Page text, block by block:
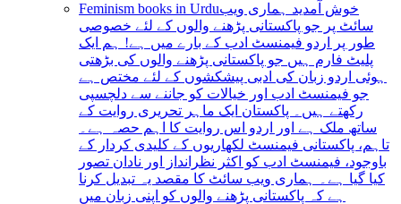
Feminism books in Urduخوش آمدید ہماری ویب
سائٹ پر جو پاکستانی پڑھنے والوں کے لئے خصوصی
طور پر اردو فیمنسٹ ادب کے بارے میں ہے! ہم ایک
پلیٹ فارم ہیں جو پاکستانی پڑھنے والوں کی بڑھتی
ہوئی اردو زبان کی ادبی پیشکشوں کے لئے مختص ہے
جو فیمنسٹ ادب اور خیالات کو جاننے سے دلچسپی
رکھتے ہیں۔ پاکستان ایک ماہر تحریری روایت کے
ساتھ ملک ہے اور اردو اس روایت کا اہم حصہ ہے۔
تاہم، پاکستانی فیمنسٹ لکھاریوں کے کلیدی کردار کے
باوجود، فیمنسٹ ادب کو اکثر نظرانداز اور نادان تصور
کیا گیا ہے۔ ہماری ویب سائٹ کا مقصد یہ تبدیل کرنا
ہے کہ پاکستانی پڑھنے والوں کو اپنی زبان میں